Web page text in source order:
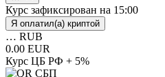
Курс зафиксирован на 15:00
Я оплатил(а) криптой
… RUB
0.00 EUR
Курс ЦБ РФ + 5%